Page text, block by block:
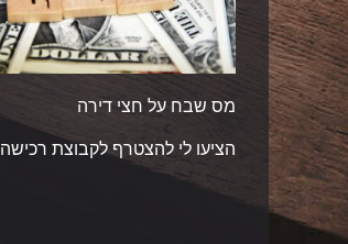
מס שבח על חצי דירה
הציעו לי להצטרף לקבוצת רכישה